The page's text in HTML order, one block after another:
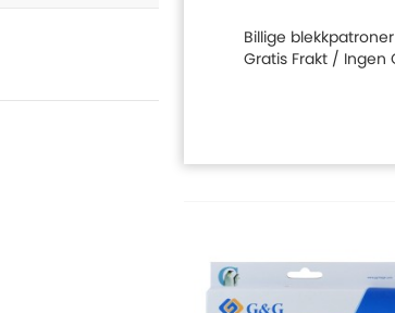
Billige
Gratis Frakt / Ingen